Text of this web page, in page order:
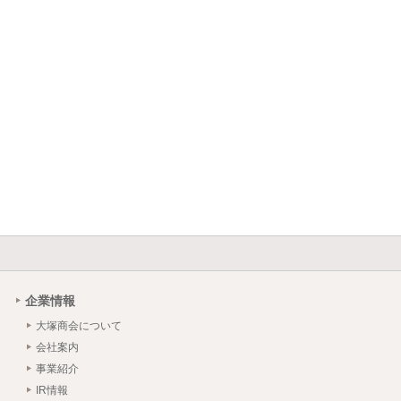
企業情報
大塚商会について
会社案内
事業紹介
IR情報